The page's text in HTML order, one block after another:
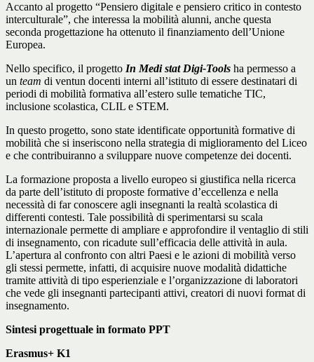
Accanto al progetto “Pensiero digitale e pensiero critico in contesto
interculturale”, che interessa la mobilità alunni, anche questa
seconda progettazione ha ottenuto il finanziamento dell’Unione
Europea.
Nello specifico, il progetto In Medi stat Digi-Tools ha permesso a
un team di ventun docenti interni all’istituto di essere destinatari di
periodi di mobilità formativa all’estero sulle tematiche TIC,
inclusione scolastica, CLIL e STEM.
In questo progetto, sono state identificate opportunità formative di
mobilità che si inseriscono nella strategia di miglioramento del Liceo
e che contribuiranno a sviluppare nuove competenze dei docenti.
La formazione proposta a livello europeo si giustifica nella ricerca
da parte dell’istituto di proposte formative d’eccellenza e nella
necessità di far conoscere agli insegnanti la realtà scolastica di
differenti contesti. Tale possibilità di sperimentarsi su scala
internazionale permette di ampliare e approfondire il ventaglio di stili
di insegnamento, con ricadute sull’efficacia delle attività in aula.
L’apertura al confronto con altri Paesi e le azioni di mobilità verso
gli stessi permette, infatti, di acquisire nuove modalità didattiche
tramite attività di tipo esperienziale e l’organizzazione di laboratori
che vede gli insegnanti partecipanti attivi, creatori di nuovi format di
insegnamento.
Sintesi progettuale in formato PPT
Erasmus+ K1